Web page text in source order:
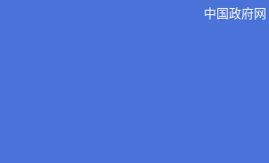
中国政府网